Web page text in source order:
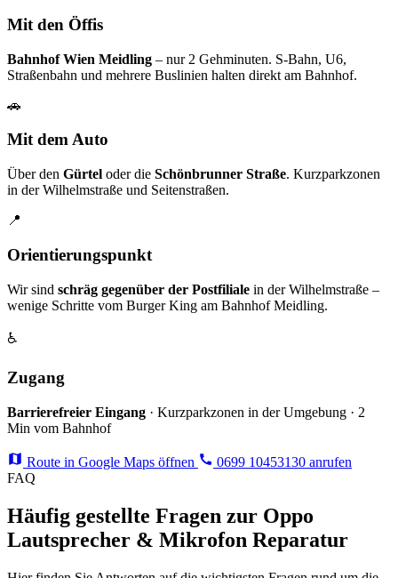
Mit den Öffis
Bahnhof Wien Meidling – nur 2 Gehminuten. S-Bahn, U6,
Straßenbahn und mehrere Buslinien halten direkt am Bahnhof.
🚗
Mit dem Auto
Über den Gürtel oder die Schönbrunner Straße. Kurzparkzonen
in der Wilhelmstraße und Seitenstraßen.
📍
Orientierungspunkt
Wir sind schräg gegenüber der Postfiliale in der Wilhelmstraße –
wenige Schritte vom Burger King am Bahnhof Meidling.
♿
Zugang
Barrierefreier Eingang · Kurzparkzonen in der Umgebung · 2
Min vom Bahnhof
Route in Google Maps öffnen
0699 10453130 anrufen
FAQ
Häufig gestellte Fragen zur Oppo
Lautsprecher & Mikrofon Reparatur